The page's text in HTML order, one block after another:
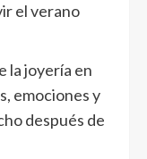
el verano
la joyería en
emociones y
después de